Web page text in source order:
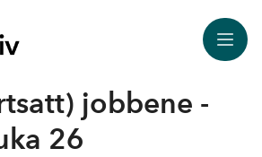
Meny
jobbene -
26